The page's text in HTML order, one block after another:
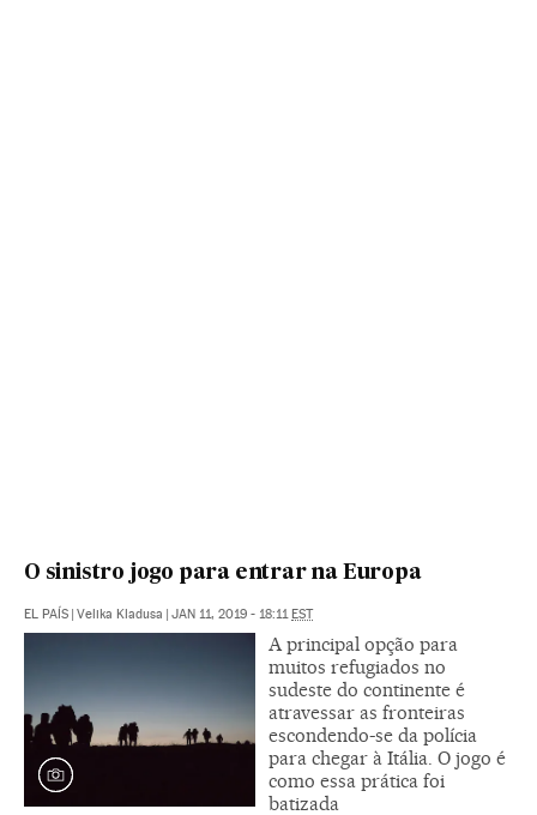
O sinistro jogo para entrar na Europa
EL PAÍS | Velika Kladusa | JAN 11, 2019 - 18:11EST
A principal opção para
muitos refugiados no
sudeste do continente é
atravessar as fronteiras
escondendo-se da polícia
para chegar à Itália. O jogo é
como essa prática foi
batizada